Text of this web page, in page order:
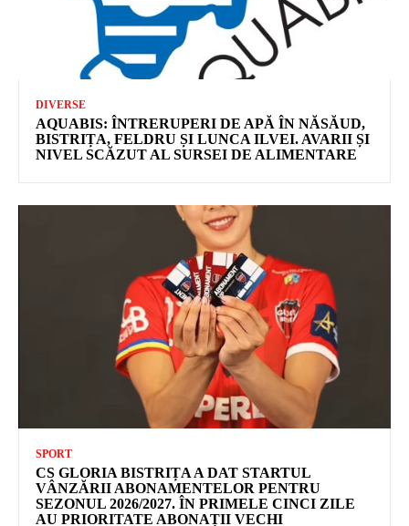
DIVERSE
AQUABIS: ÎNTRERUPERI DE APĂ ÎN NĂSĂUD,
BISTRIȚA, FELDRU ȘI LUNCA ILVEI. AVARII ȘI
NIVEL SCĂZUT AL SURSEI DE ALIMENTARE
SPORT
CS GLORIA BISTRIȚA A DAT STARTUL
VÂNZĂRII ABONAMENTELOR PENTRU
SEZONUL 2026/2027. ÎN PRIMELE CINCI ZILE
AU PRIORITATE ABONAȚII VECHI